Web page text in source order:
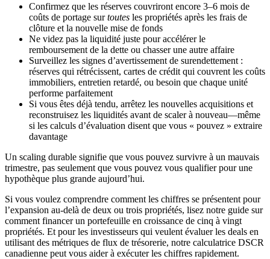
Confirmez que les réserves couvriront encore 3–6 mois de
coûts de portage surtoutes les propriétés après les frais de
clôture et la nouvelle mise de fonds
Ne videz pas la liquidité juste pour accélérer le
remboursement de la dette ou chasser une autre affaire
Surveillez les signes d’avertissement de surendettement :
réserves qui rétrécissent, cartes de crédit qui couvrent les coûts
immobiliers, entretien retardé, ou besoin que chaque unité
performe parfaitement
Si vous êtes déjà tendu, arrêtez les nouvelles acquisitions et
reconstruisez les liquidités avant de scaler à nouveau—même
si les calculs d’évaluation disent que vous « pouvez » extraire
davantage
Un scaling durable signifie que vous pouvez survivre à un mauvais
trimestre, pas seulement que vous pouvez vous qualifier pour une
hypothèque plus grande aujourd’hui.
Si vous voulez comprendre comment les chiffres se présentent pour
l’expansion au-delà de deux ou trois propriétés, lisez notre guide sur
comment financer un portefeuille en croissance de cinq à vingt
propriétés. Et pour les investisseurs qui veulent évaluer les deals en
utilisant des métriques de flux de trésorerie, notre calculatrice DSCR
canadienne peut vous aider à exécuter les chiffres rapidement.